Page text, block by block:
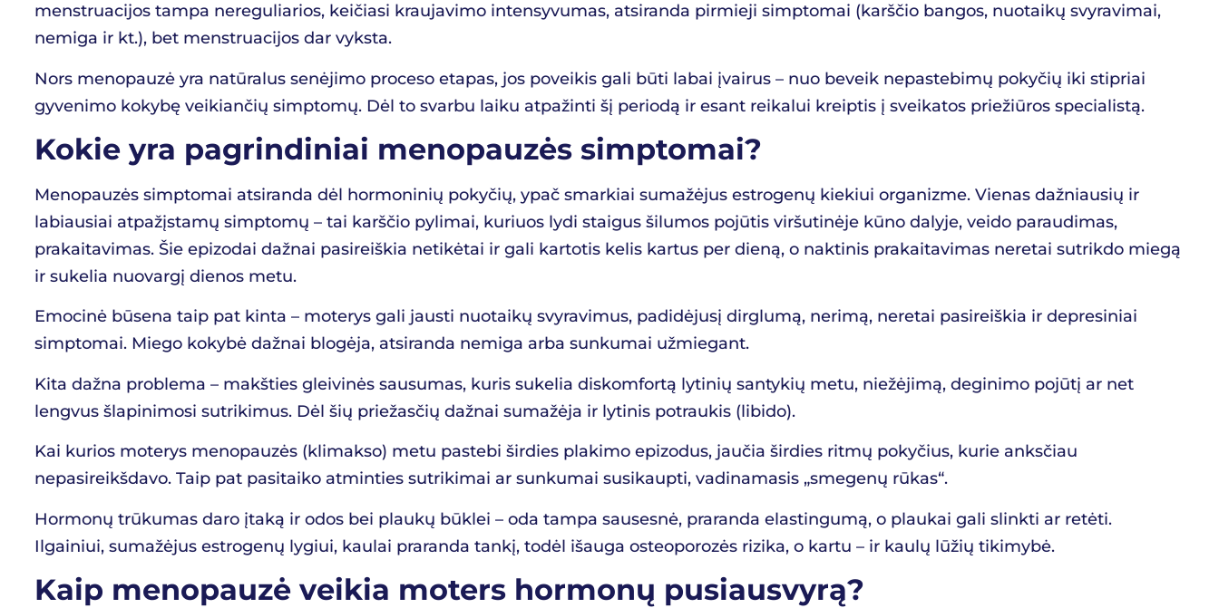
menstruacijos tampa nereguliarios, keičiasi kraujavimo intensyvumas, atsiranda pirmieji simptomai (karščio bangos, nuotaikų svyravimai,
nemiga ir kt.), bet menstruacijos dar vyksta.
Nors menopauzė yra natūralus senėjimo proceso etapas, jos poveikis gali būti labai įvairus – nuo beveik nepastebimų pokyčių iki stipriai
gyvenimo kokybę veikiančių simptomų. Dėl to svarbu laiku atpažinti šį periodą ir esant reikalui kreiptis į sveikatos priežiūros specialistą.
Kokie yra pagrindiniai menopauzės simptomai?
Menopauzės simptomai atsiranda dėl hormoninių pokyčių, ypač smarkiai sumažėjus estrogenų kiekiui organizme. Vienas dažniausių ir
labiausiai atpažįstamų simptomų – tai karščio pylimai, kuriuos lydi staigus šilumos pojūtis viršutinėje kūno dalyje, veido paraudimas,
prakaitavimas. Šie epizodai dažnai pasireiškia netikėtai ir gali kartotis kelis kartus per dieną, o naktinis prakaitavimas neretai sutrikdo miegą
ir sukelia nuovargį dienos metu.
Emocinė būsena taip pat kinta – moterys gali jausti nuotaikų svyravimus, padidėjusį dirglumą, nerimą, neretai pasireiškia ir depresiniai
simptomai. Miego kokybė dažnai blogėja, atsiranda nemiga arba sunkumai užmiegant.
Kita dažna problema – makšties gleivinės sausumas, kuris sukelia diskomfortą lytinių santykių metu, niežėjimą, deginimo pojūtį ar net
lengvus šlapinimosi sutrikimus. Dėl šių priežasčių dažnai sumažėja ir lytinis potraukis (libido).
Kai kurios moterys menopauzės (klimakso) metu pastebi širdies plakimo epizodus, jaučia širdies ritmų pokyčius, kurie anksčiau
nepasireikšdavo. Taip pat pasitaiko atminties sutrikimai ar sunkumai susikaupti, vadinamasis „smegenų rūkas“.
Hormonų trūkumas daro įtaką ir odos bei plaukų būklei – oda tampa sausesnė, praranda elastingumą, o plaukai gali slinkti ar retėti.
Ilgainiui, sumažėjus estrogenų lygiui, kaulai praranda tankį, todėl išauga osteoporozės rizika, o kartu – ir kaulų lūžių tikimybė.
Kaip menopauzė veikia moters hormonų pusiausvyrą?